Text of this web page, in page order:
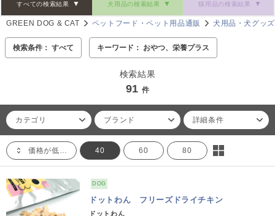
すべての検索結果 犬用品の検索結果 猫用品の検索結果
GREEN DOG & CAT ペットフード・ペット用品通販 犬用品・犬グッズ
検索条件： すべて キーワード： おやつ、栄養プラス
検索結果
91 件
カテゴリ ブランド 詳細条件
価格が低い順 40 60 80
DOG
ドットわん フリーズドライチキン
ドットわん